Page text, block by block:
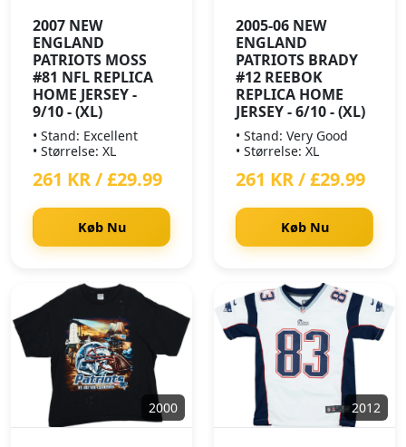
2007 NEW
ENGLAND
PATRIOTS MOSS
#81 NFL REPLICA
HOME JERSEY -
9/10 - (XL)
• Stand: Excellent
• Størrelse: XL
261 KR / £29.99
Køb Nu
2005-06 NEW
ENGLAND
PATRIOTS BRADY
#12 REEBOK
REPLICA HOME
JERSEY - 6/10 - (XL)
• Stand: Very Good
• Størrelse: XL
261 KR / £29.99
Køb Nu
2000 2012